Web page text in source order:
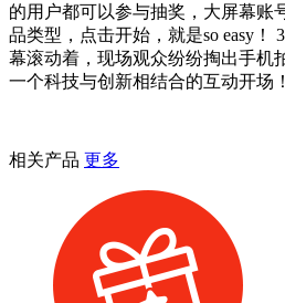
的用户都可以参与抽奖，大屏幕账
品类型，点击开始，就是so easy！
幕滚动着，现场观众纷纷掏出手机
一个科技与创新相结合的互动开场！
相关产品 更多